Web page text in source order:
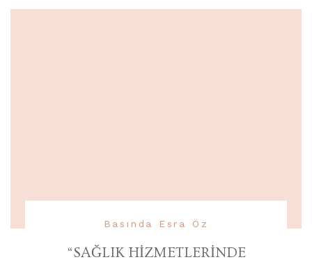
Basında Esra Öz
“SAĞLIK HİZMETLERİNDE